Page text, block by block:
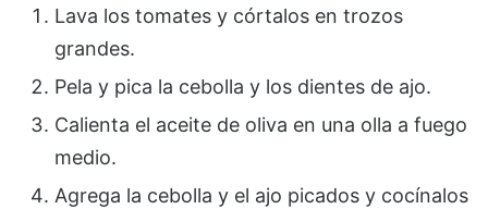
Lava los tomates y córtalos en trozos
grandes.
Pela y pica la cebolla y los dientes de ajo.
Calienta el aceite de oliva en una olla a fuego
medio.
Agrega la cebolla y el ajo picados y cocínalos